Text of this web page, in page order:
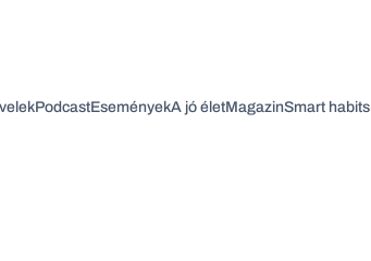
PodcastEseményekA jó életMagazinSmart habits